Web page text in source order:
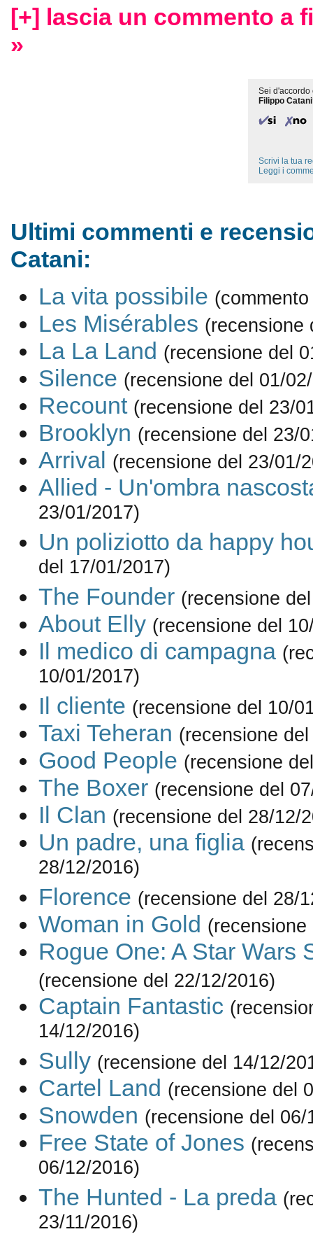
[+] lascia un commento a
»
Sei d'accordo
Filippo
Scrivi la tua
Leggi i
Ultimi commenti e
Catani:
La vita possibile
Les Misérables (recensione
La La Land (recensione del
Silence (recensione del 01/
Recount (recensione del 23/
Brooklyn (recensione del 23/
Arrival (recensione del 23/01/
Allied - Un'ombra
23/01/2017)
Un poliziotto da happy
del 17/01/2017)
The Founder (recensione
About Elly (recensione del
Il medico di campagna
10/01/2017)
Il cliente (recensione del 10/
Taxi Teheran (recensione
Good People (recensione
The Boxer (recensione del
Il Clan (recensione del 28/12/
Un padre, una figlia
28/12/2016)
Florence (recensione del 28/
Woman in Gold
Rogue One: A Star Wars
(recensione del 22/12/2016)
Captain Fantastic
14/12/2016)
Sully (recensione del 14/12/
Cartel Land (recensione del
Snowden (recensione del 06/
Free State of Jones
06/12/2016)
The Hunted - La preda
23/11/2016)